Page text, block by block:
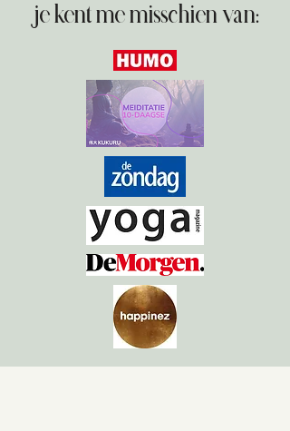
je kent me misschien van: